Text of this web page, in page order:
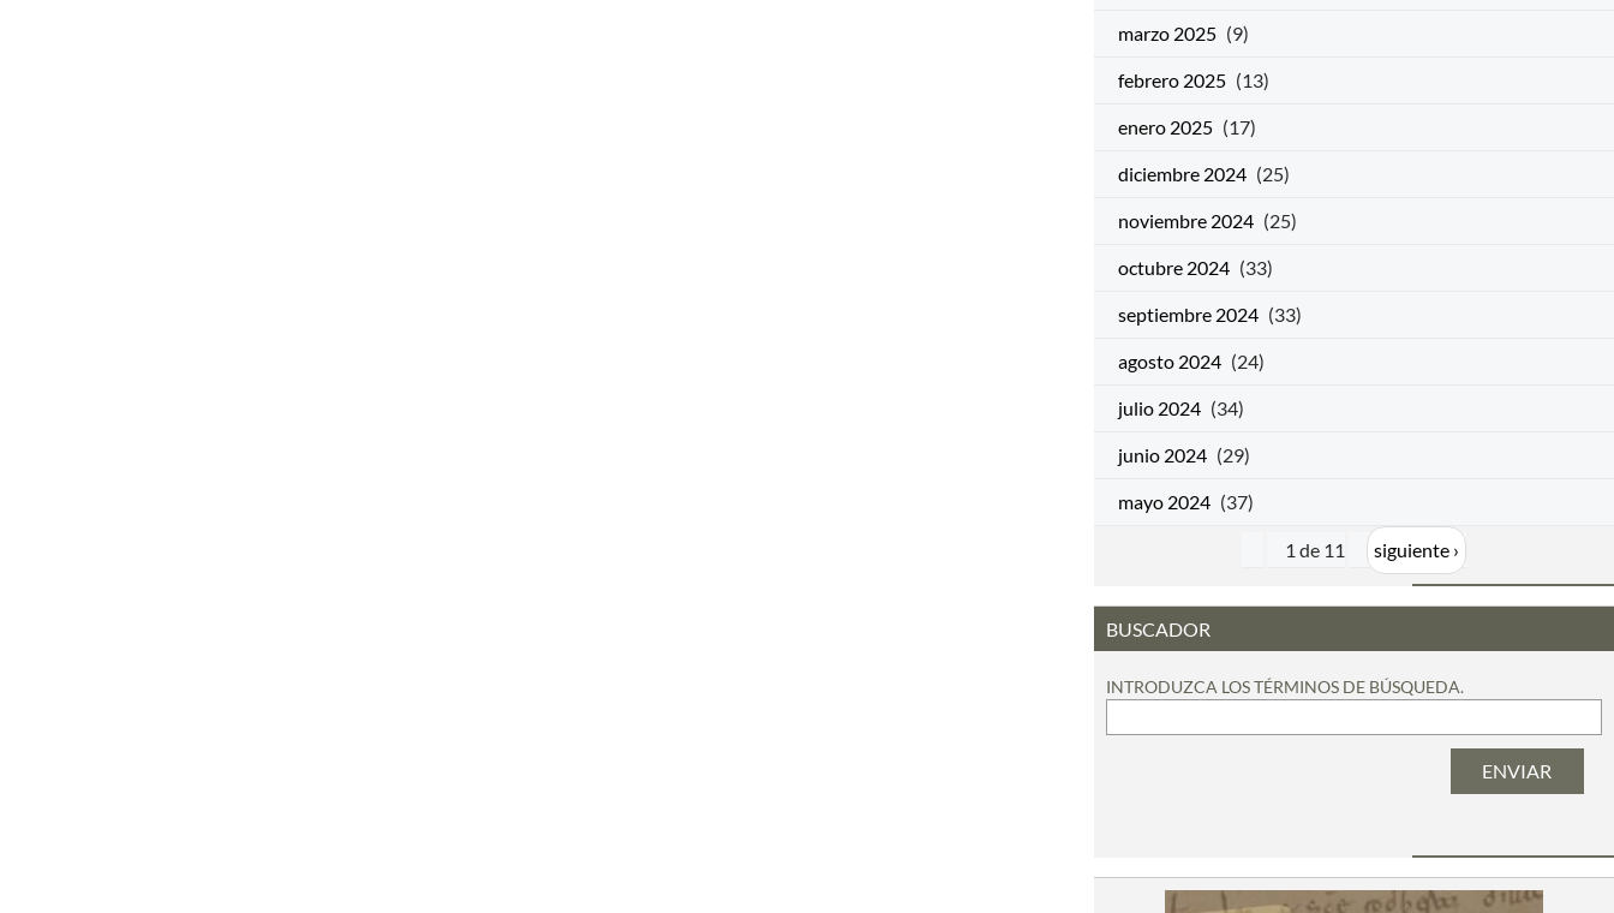
marzo 2025 (9)
febrero 2025 (13)
enero 2025 (17)
diciembre 2024 (25)
noviembre 2024 (25)
octubre 2024 (33)
septiembre 2024 (33)
agosto 2024 (24)
julio 2024 (34)
junio 2024 (29)
mayo 2024 (37)
1 de 11 siguiente ›
BUSCADOR
INTRODUZCA LOS TÉRMINOS DE BÚSQUEDA.